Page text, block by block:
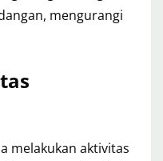
mengurangi
melakukan aktivitas